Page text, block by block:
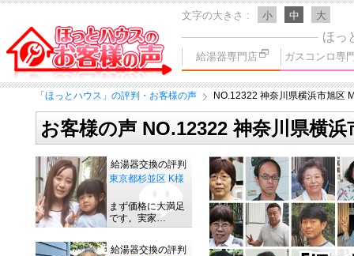
文字の大きさ 小 中 大
ほっ
給湯器専門店 ガスコンロ専
「ほっとハウス」の評判・お客様の声 NO.12322 神奈川県横浜市旭区
お客様の声 NO.12322 神奈川県横浜
給湯器交換の評判
東京都杉並区 K様
まず価格に大満足
です。実家…
給湯器交換の評判